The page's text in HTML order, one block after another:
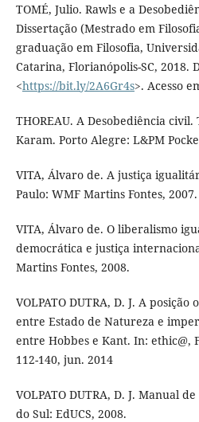
TOMÉ, Julio. Rawls e a
Dissertação (Mestrado em
graduação em Filosofia,
Catarina, Florianópolis-SC, 2018.
<https://bit.ly/2A6Gr4s>. Acesso
THOREAU. A Desobediência
Karam. Porto Alegre: L&PM
VITA, Álvaro de. A justiça
Paulo: WMF Martins Fontes, 2007.
VITA, Álvaro de. O liberalismo
democrática e justiça
Martins Fontes, 2008.
VOLPATO DUTRA, D. J. A
entre Estado de Natureza e
entre Hobbes e Kant. In: ethic@,
112-140, jun. 2014
VOLPATO DUTRA, D. J. Manual
do Sul: EdUCS, 2008.